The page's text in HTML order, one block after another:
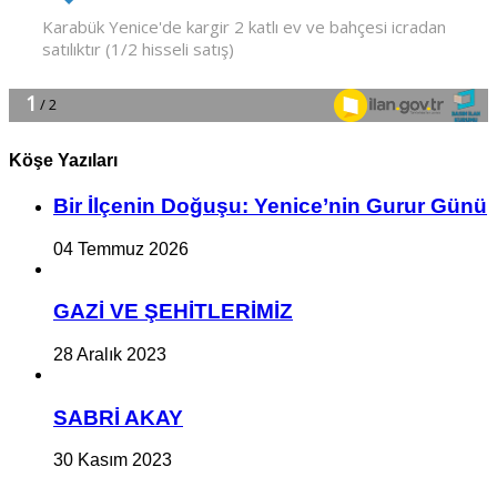
Köşe Yazıları
Bir İlçe­nin Do­ğu­şu: Ye­ni­ce’nin Gurur Günü
04 Temmuz 2026
GAZİ VE ŞEHİTLERİMİZ
28 Aralık 2023
SABRİ AKAY
30 Kasım 2023